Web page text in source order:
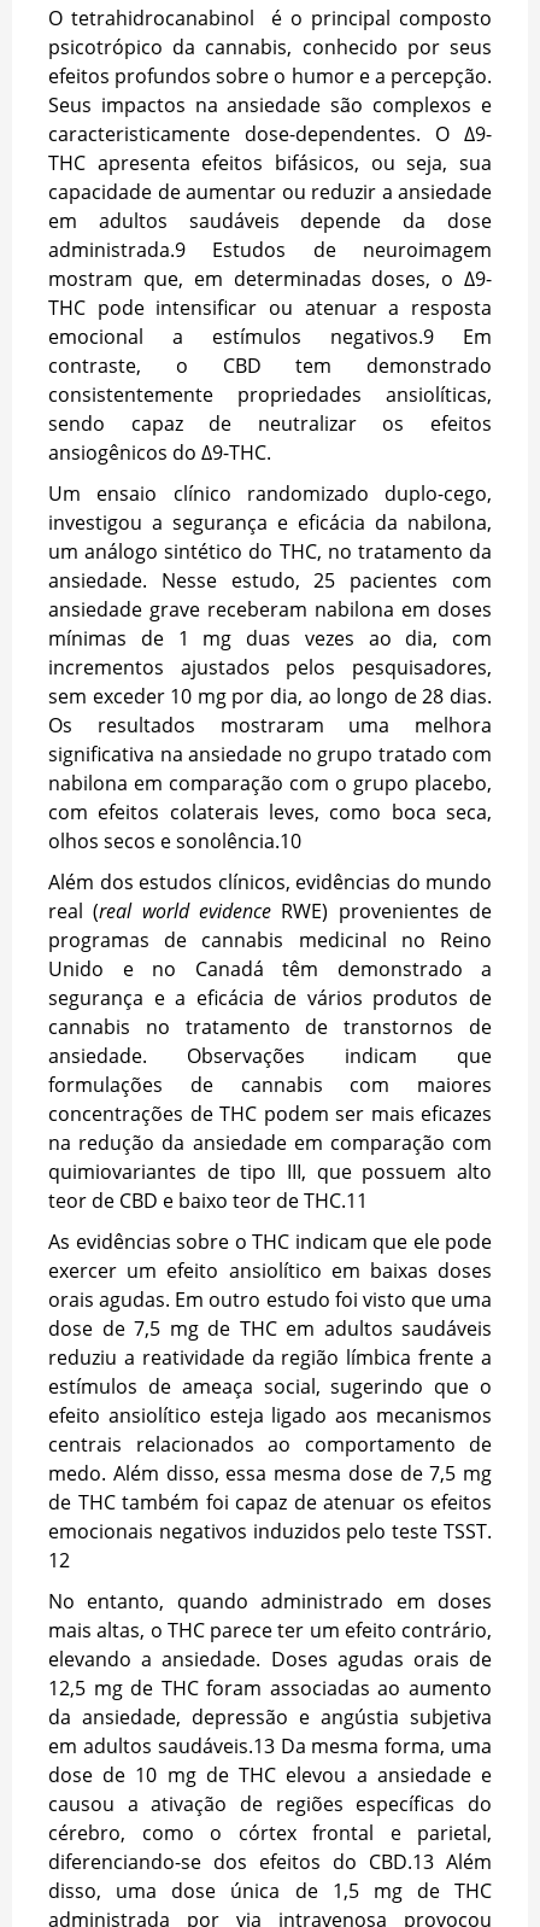
O tetrahidrocanabinol é o principal composto
psicotrópico da cannabis, conhecido por seus
efeitos profundos sobre o humor e a percepção.
Seus impactos na ansiedade são complexos e
caracteristicamente dose-dependentes. O Δ9-
THC apresenta efeitos bifásicos, ou seja, sua
capacidade de aumentar ou reduzir a ansiedade
em adultos saudáveis depende da dose
administrada.9 Estudos de neuroimagem
mostram que, em determinadas doses, o Δ9-
THC pode intensificar ou atenuar a resposta
emocional a estímulos negativos.9 Em
contraste, o CBD tem demonstrado
consistentemente propriedades ansiolíticas,
sendo capaz de neutralizar os efeitos
ansiogênicos do Δ9-THC.
Um ensaio clínico randomizado duplo-cego,
investigou a segurança e eficácia da nabilona,
um análogo sintético do THC, no tratamento da
ansiedade. Nesse estudo, 25 pacientes com
ansiedade grave receberam nabilona em doses
mínimas de 1 mg duas vezes ao dia, com
incrementos ajustados pelos pesquisadores,
sem exceder 10 mg por dia, ao longo de 28 dias.
Os resultados mostraram uma melhora
significativa na ansiedade no grupo tratado com
nabilona em comparação com o grupo placebo,
com efeitos colaterais leves, como boca seca,
olhos secos e sonolência.10
Além dos estudos clínicos, evidências do mundo
real (real world evidence RWE) provenientes de
programas de cannabis medicinal no Reino
Unido e no Canadá têm demonstrado a
segurança e a eficácia de vários produtos de
cannabis no tratamento de transtornos de
ansiedade. Observações indicam que
formulações de cannabis com maiores
concentrações de THC podem ser mais eficazes
na redução da ansiedade em comparação com
quimiovariantes de tipo III, que possuem alto
teor de CBD e baixo teor de THC.11
As evidências sobre o THC indicam que ele pode
exercer um efeito ansiolítico em baixas doses
orais agudas. Em outro estudo foi visto que uma
dose de 7,5 mg de THC em adultos saudáveis
reduziu a reatividade da região límbica frente a
estímulos de ameaça social, sugerindo que o
efeito ansiolítico esteja ligado aos mecanismos
centrais relacionados ao comportamento de
medo. Além disso, essa mesma dose de 7,5 mg
de THC também foi capaz de atenuar os efeitos
emocionais negativos induzidos pelo teste TSST.
12
No entanto, quando administrado em doses
mais altas, o THC parece ter um efeito contrário,
elevando a ansiedade. Doses agudas orais de
12,5 mg de THC foram associadas ao aumento
da ansiedade, depressão e angústia subjetiva
em adultos saudáveis.13Da mesma forma, uma
dose de 10 mg de THC elevou a ansiedade e
causou a ativação de regiões específicas do
cérebro, como o córtex frontal e parietal,
diferenciando-se dos efeitos do CBD.13 Além
disso, uma dose única de 1,5 mg de THC
administrada por via intravenosa provocou